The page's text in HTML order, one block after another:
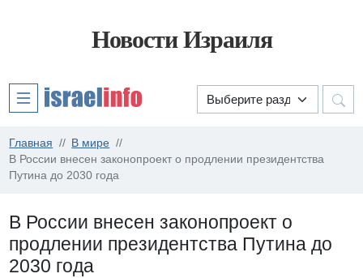
Новости Израиля
Главная
В мире
В России внесен законопроект о продлении президентства
Путина до 2030 года
В России внесен законопроект о
продлении президентства Путина до
2030 года